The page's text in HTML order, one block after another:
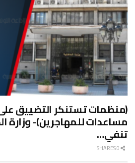
(منظمات تستنكر التضييق
مساعدات للمهاجرين)- وزارة
تنفي…